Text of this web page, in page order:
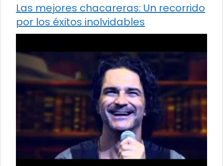
Las mejores chacareras: Un recorrido
por los éxitos inolvidables